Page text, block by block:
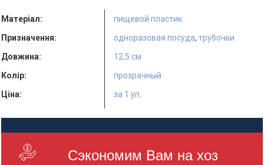
Матеріал:
пищевой пластик
Призначення:
одноразовая посуда, трубочки
Довжина:
12,5 см
Колір:
прозрачный
Ціна:
за 1 уп.
Країна виробник:
Украина
Сэкономим Вам на хоз